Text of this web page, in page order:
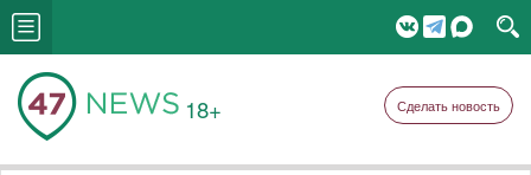
18+ Сделать новость